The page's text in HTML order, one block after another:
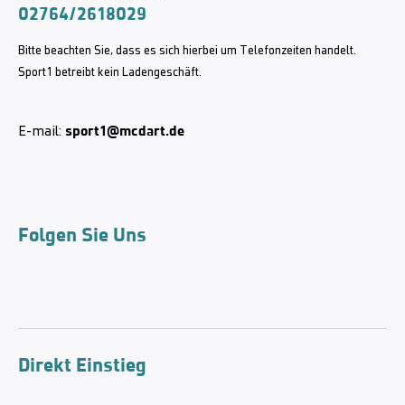
02764/2618029
Bitte beachten Sie, dass es sich hierbei um Telefonzeiten handelt.
Sport1 betreibt kein Ladengeschäft.
E-mail: sport1@mcdart.de
Folgen Sie Uns
Direkt Einstieg